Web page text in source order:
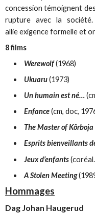
concession témoignent
rupture avec la
allie exigence formelle et
8 films
Werewolf(1968)
Ukuaru(1973)
Un humain est né…
Enfance(cm, doc,
The Master of Kõrboja
Esprits bienveillants
Jeux d’enfants
A Stolen Meeting
Hommages
Dag Johan Haugerud